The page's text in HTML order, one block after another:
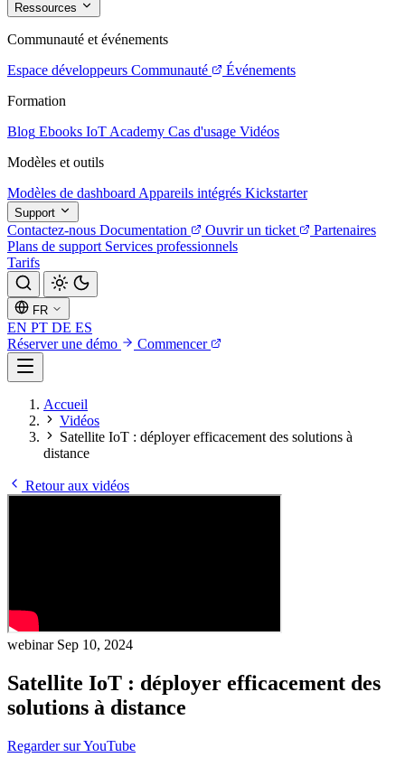
Ressources
Communauté et événements
Espace développeurs Communauté
Événements
Formation
Blog Ebooks IoT Academy Cas d'usage Vidéos
Modèles et outils
Modèles de dashboard Appareils intégrés Kickstarter
Support
Contactez-nous Documentation Ouvrir un ticket
Partenaires
Plans de support Services professionnels
Tarifs
FR
EN PT DE ES
Réserver une démo
Commencer
Accueil
Vidéos
Satellite IoT : déployer efficacement des solutions à
distance
Retour aux vidéos
webinar Sep 10, 2024
Satellite IoT : déployer efficacement des
solutions à distance
Regarder sur YouTube